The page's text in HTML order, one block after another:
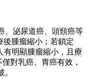
、泌尿道癌、頭頸癌等
後腫瘤縮小；若鎖定
有明顯腫瘤縮小，且療
對乳癌、胃癌有效，